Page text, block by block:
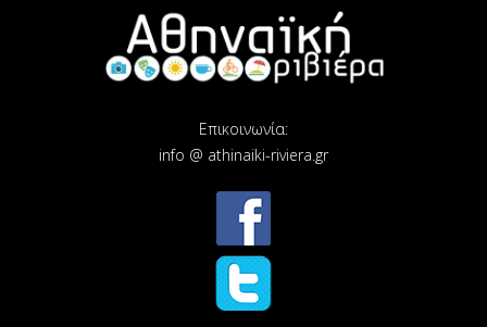
Επικοινωνία:
info @ athinaiki-riviera.gr